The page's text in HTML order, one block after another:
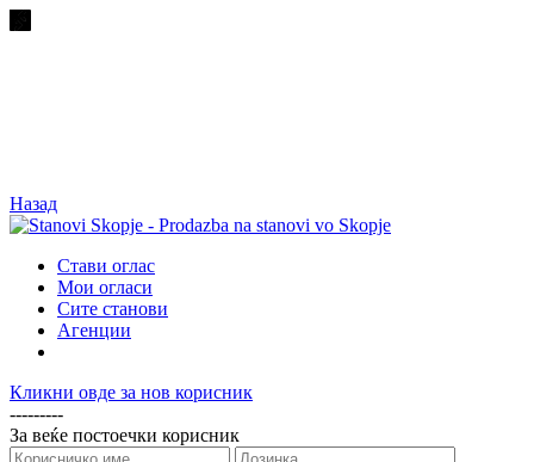
Назад
Стави оглас
Мои огласи
Сите станови
Агенции
Кликни овде за нов корисник
---------
За веќе постоечки корисник